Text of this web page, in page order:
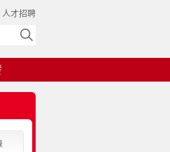
人才招聘